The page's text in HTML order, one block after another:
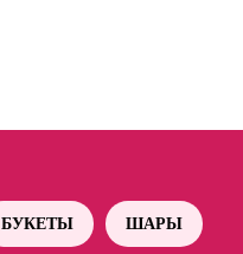
БУКЕТЫ ШАРЫ